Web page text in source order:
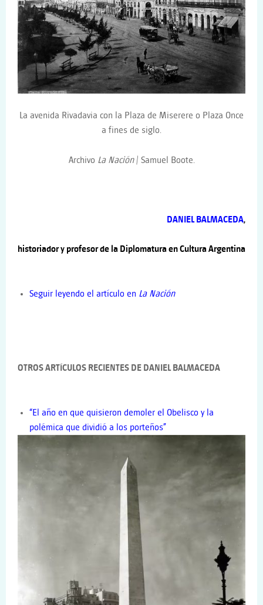
La avenida Rivadavia con la Plaza de Miserere o Plaza Once
a fines de siglo.
Archivo La Nación/ Samuel Boote.
DANIEL BALMACEDA,
historiador y profesor de la Diplomatura en Cultura Argentina
Seguir leyendo el artículo en La Nación
OTROS ARTÍCULOS RECIENTES DE DANIEL BALMACEDA
“El año en que quisieron demoler el Obelisco y la
polémica que dividió a los porteños”